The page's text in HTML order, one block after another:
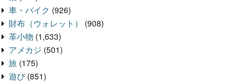
車・バイク (926)
財布（ウォレット）
(908)
革小物 (1,633)
アメカジ (501)
旅 (175)
遊び(851)